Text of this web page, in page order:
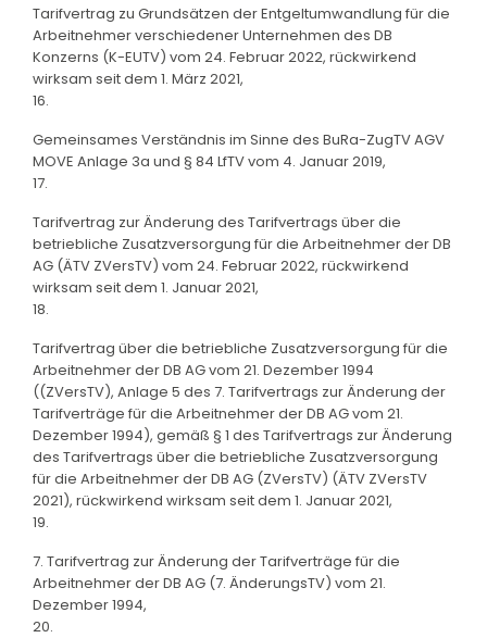
Tarifvertrag zu Grundsätzen der Entgeltumwandlung für die
Arbeitnehmer verschiedener Unternehmen des DB
Konzerns (K-EUTV) vom 24. Februar 2022, rückwirkend
wirksam seit dem 1. März 2021,
16.
Gemeinsames Verständnis im Sinne des BuRa-ZugTV AGV
MOVE Anlage 3a und § 84 LfTV vom 4. Januar 2019,
17.
Tarifvertrag zur Änderung des Tarifvertrags über die
betriebliche Zusatzversorgung für die Arbeitnehmer der DB
AG (ÄTV ZVersTV) vom 24. Februar 2022, rückwirkend
wirksam seit dem 1. Januar 2021,
18.
Tarifvertrag über die betriebliche Zusatzversorgung für die
Arbeitnehmer der DB AG vom 21. Dezember 1994
((ZVersTV), Anlage 5 des 7. Tarifvertrags zur Änderung der
Tarifverträge für die Arbeitnehmer der DB AG vom 21.
Dezember 1994), gemäß § 1 des Tarifvertrags zur Änderung
des Tarifvertrags über die betriebliche Zusatzversorgung
für die Arbeitnehmer der DB AG (ZVersTV) (ÄTV ZVersTV
2021), rückwirkend wirksam seit dem 1. Januar 2021,
19.
7. Tarifvertrag zur Änderung der Tarifverträge für die
Arbeitnehmer der DB AG (7. ÄnderungsTV) vom 21.
Dezember 1994,
20.